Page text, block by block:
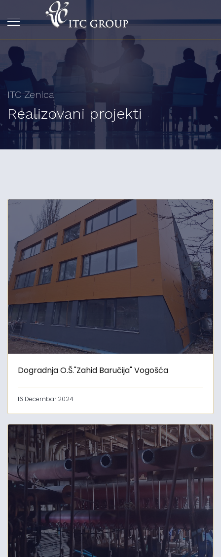
ITC Zenica
Realizovani projekti
Dogradnja O.Š."Zahid Baručija" Vogošća
16 Decembar 2024